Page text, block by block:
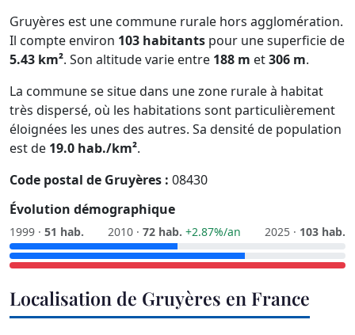
Gruyères est une commune rurale hors agglomération.
Il compte environ 103 habitants pour une superficie de
5.43 km². Son altitude varie entre 188 m et306 m.
La commune se situe dans une zone rurale à habitat
très dispersé, où les habitations sont particulièrement
éloignées les unes des autres. Sa densité de population
est de 19.0 hab./km².
Code postal de Gruyères : 08430
Évolution démographique
1999 · 51 hab. 2010 · 72 hab. +2.87%/an 2025 · 103 hab.
Localisation de Gruyères en France